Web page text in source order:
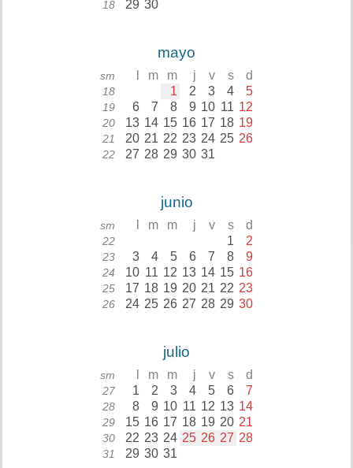
18 29 30
mayo
sm m m j v s d
18 1 2 3 4 5
19 6 7 8 9 10 11 12
20 13 14 15 16 17 18 19
21 20 21 22 23 24 25 26
22 27 28 29 30 31
junio
sm m m j v s d
22 1 2
23 3 4 5 6 7 8 9
24 10 11 12 13 14 15 16
25 17 18 19 20 21 22 23
26 24 25 26 27 28 29 30
julio
sm m m j v s d
27 1 2 3 4 5 6 7
28 8 9 10 11 12 13 14
29 15 16 17 18 19 20 21
30 22 23 24 25 26 27 28
31 29 30 31